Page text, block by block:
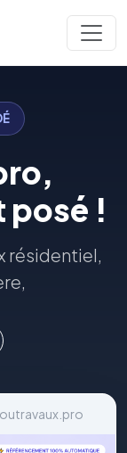
posé !
résidentiel,